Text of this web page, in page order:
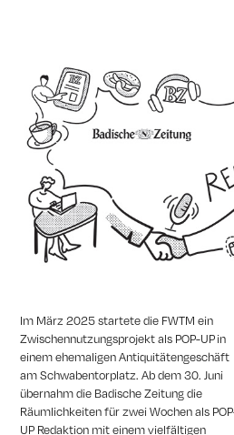
Im März 2025 startete die FWTM ein
Zwischennutzungsprojekt als POP-UP in
einem ehemaligen Antiquitätengeschäft
am Schwabentorplatz. Ab dem 30. Juni
übernahm die Badische Zeitung die
Räumlichkeiten für zwei Wochen als
UP Redaktion mit einem vielfältigen